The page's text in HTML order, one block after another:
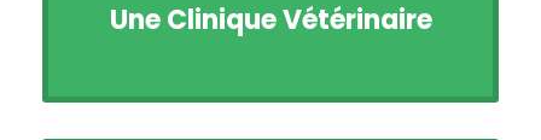
Une Clinique Vétérinaire